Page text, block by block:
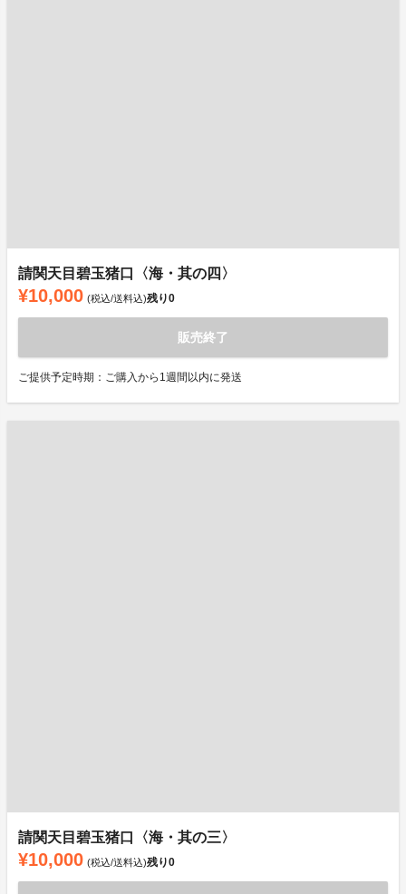
請関天目碧玉猪口〈海・其の四〉
¥10,000 (税込/送料込)残り0
販売終了
ご提供予定時期：ご購入から1週間以内に発送
請関天目碧玉猪口〈海・其の三〉
¥10,000 (税込/送料込)残り0